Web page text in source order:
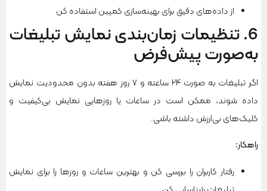
از داده‌های دقیق برای بهینه‌سازی کمپین استفاده کن
6. تنظیمات زمان‌بندی نمایش تبلیغات
به‌صورت پیش‌فرض
اگر تبلیغات به صورت ۲۴ ساعته و ۷ روز هفته بدون محدودیت نمایش
داده شوند، ممکن است در ساعات یا روزهایی نمایش بی‌کیفیت و
کلیک‌های بی‌ارزش داشته باشی.
راهکار:
رفتار کاربران را بررسی کن و بهترین ساعات و روزها را برای نمایش